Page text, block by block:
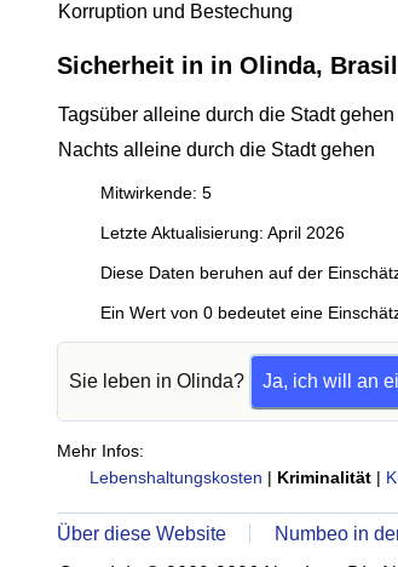
Korruption und Bestechung
Sicherheit in in Olinda,
Tagsüber alleine durch die Stadt gehen
Nachts alleine durch die Stadt gehen
Mitwirkende: 5
Letzte Aktualisierung: April 2026
Diese Daten beruhen auf der
Ein Wert von 0 bedeutet eine
Sie leben in Olinda? Ja, ich will an
Mehr Infos:
Lebenshaltungskosten | Kriminalität |
Über diese Website
Numbeo in